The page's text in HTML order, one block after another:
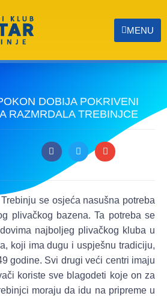
MENU
DOBIJA POKRIVENI
RAZMRDALA TREBINJCE
se osjeća nasušna potreba
plivačkog bazena. Ta potreba se
najboljeg plivačkog kluba u
koji ima dugu i uspješnu tradiciju,
godine. Svi drugi veći centri imaju
koriste sve blagodeti koje on za
moraju da idu na pripreme u